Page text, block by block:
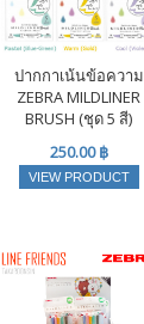
ปากกาเน้นข้อความ
ZEBRA MILDLINER
BRUSH (ชุด 5 สี)
250.00 ฿
VIEW PRODUCT